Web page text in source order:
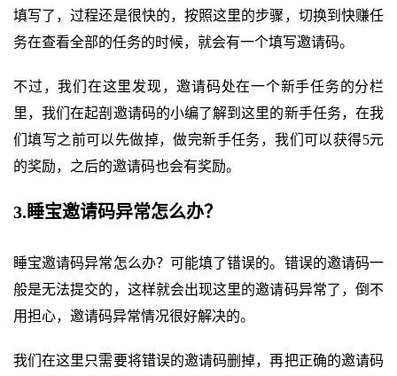
填写了，过程还是很快的，按照这里的步骤，切换到快赚任
务在查看全部的任务的时候，就会有一个填写邀请码。
不过，我们在这里发现，邀请码处在一个新手任务的分栏
里，我们在起剖邀请码的小编了解到这里的新手任务，在我
们填写之前可以先做掉，做完新手任务，我们可以获得5元
的奖励，之后的邀请码也会有奖励。
3.睡宝邀请码异常怎么办？
睡宝邀请码异常怎么办？可能填了错误的。错误的邀请码一
般是无法提交的，这样就会出现这里的邀请码异常了，倒不
用担心，邀请码异常情况很好解决的。
我们在这里只需要将错误的邀请码删掉，再把正确的邀请码